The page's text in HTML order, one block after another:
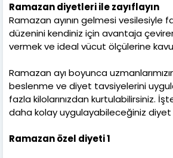
Ramazan diyetleri ile zayıflayın
Ramazan ayının gelmesi vesilesiyle
düzenini kendiniz için avantaja
vermek ve ideal vücut ölçülerine
Ramazan ayı boyunca
beslenme ve diyet tavsiyelerini
fazla kilolarınızdan kurtulabilirsiniz.
daha kolay uygulayabileceğiniz diyet
Ramazan özel diyeti 1